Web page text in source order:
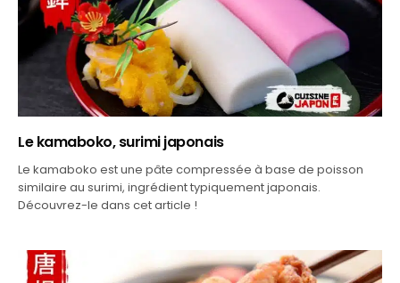
Le kamaboko, surimi japonais
Le kamaboko est une pâte compressée à base de poisson
similaire au surimi, ingrédient typiquement japonais.
Découvrez-le dans cet article !